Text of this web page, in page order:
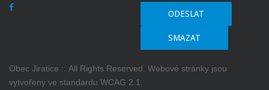
ODESLAT
SMAZAT
Obec Jiratice :: All Rights Reserved. Webové stránky jsou
vytvořeny ve standardu WCAG 2.1.